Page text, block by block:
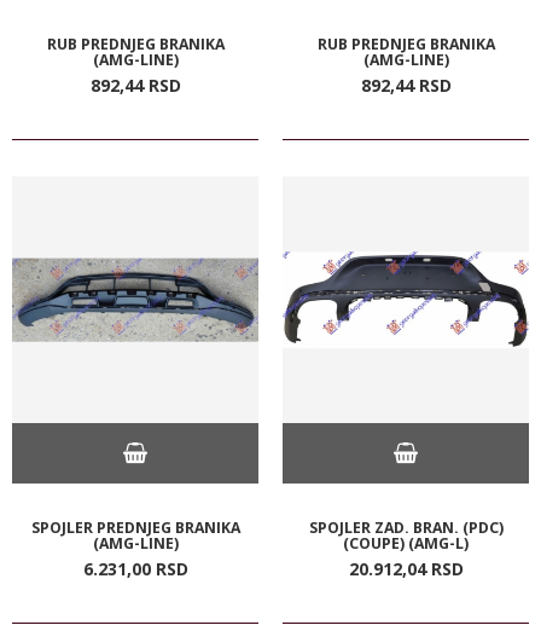
RUB PREDNJEG BRANIKA
(AMG-LINE)
892,44 RSD
RUB PREDNJEG BRANIKA
(AMG-LINE)
892,44 RSD
SPOJLER PREDNJEG BRANIKA
(AMG-LINE)
6.231,00 RSD
SPOJLER ZAD. BRAN. (PDC)
(COUPE) (AMG-L)
20.912,04 RSD